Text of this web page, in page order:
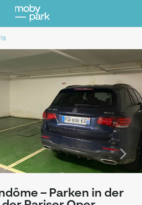
– Parken in der